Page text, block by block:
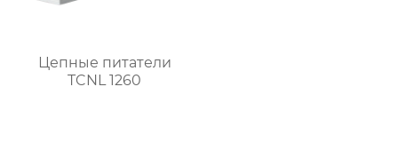
Цепные питатели
TCNL 1260